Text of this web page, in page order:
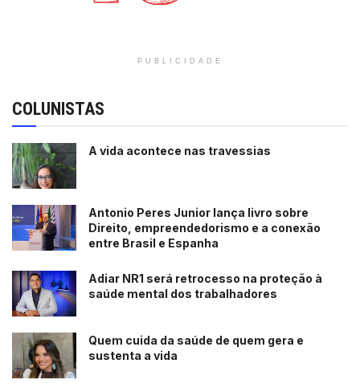
PUBLICIDADE
COLUNISTAS
A vida acontece nas travessias
Antonio Peres Junior lança livro sobre
Direito, empreendedorismo e a conexão
entre Brasil e Espanha
Adiar NR1 será retrocesso na proteção à
saúde mental dos trabalhadores
Quem cuida da saúde de quem gera e
sustenta a vida